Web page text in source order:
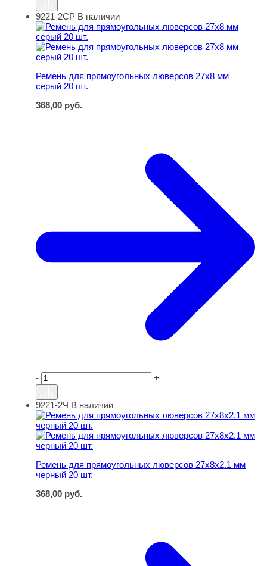
Ремень для прямоугольных люверсов 27х8 мм серый
9221-2СР В наличии
Ремень для прямоугольных люверсов 27х8 мм
серый 20 шт.
368,00 руб.
- +
Ремень для прямоугольных люверсов 27х8х2.1 мм
9221-2Ч В наличии
Ремень для прямоугольных люверсов 27х8х2.1 мм
черный 20 шт.
368,00 руб.